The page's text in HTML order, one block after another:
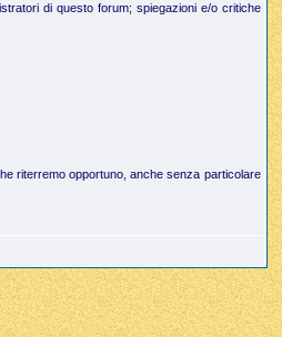
di questo forum; spiegazioni e/o critiche
riterremo opportuno, anche senza particolare